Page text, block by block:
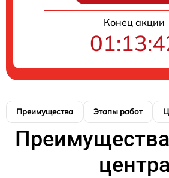
Конец акции
Преимущества Этапы работ
центра